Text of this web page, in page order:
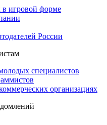
игровой форме
России
специалистов
организациях